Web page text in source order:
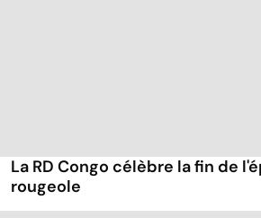
La RD Congo célèbre la fin de
rougeole